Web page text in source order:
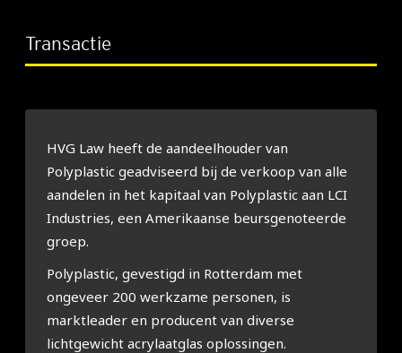
Transactie
HVG Law heeft de aandeelhouder van
Polyplastic geadviseerd bij de verkoop van alle
aandelen in het kapitaal van Polyplastic aan LCI
Industries, een Amerikaanse beursgenoteerde
groep.
Polyplastic, gevestigd in Rotterdam met
ongeveer 200 werkzame personen, is
marktleader en producent van diverse
lichtgewicht acrylaatglas oplossingen.